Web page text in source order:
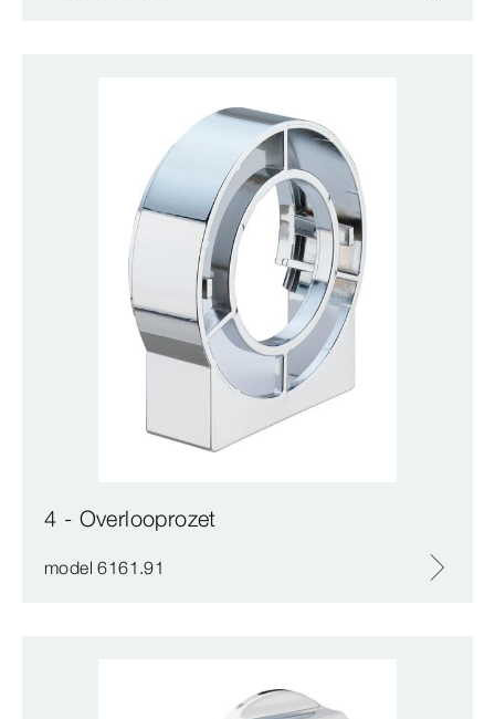
4 - Overlooprozet
model 6161.91